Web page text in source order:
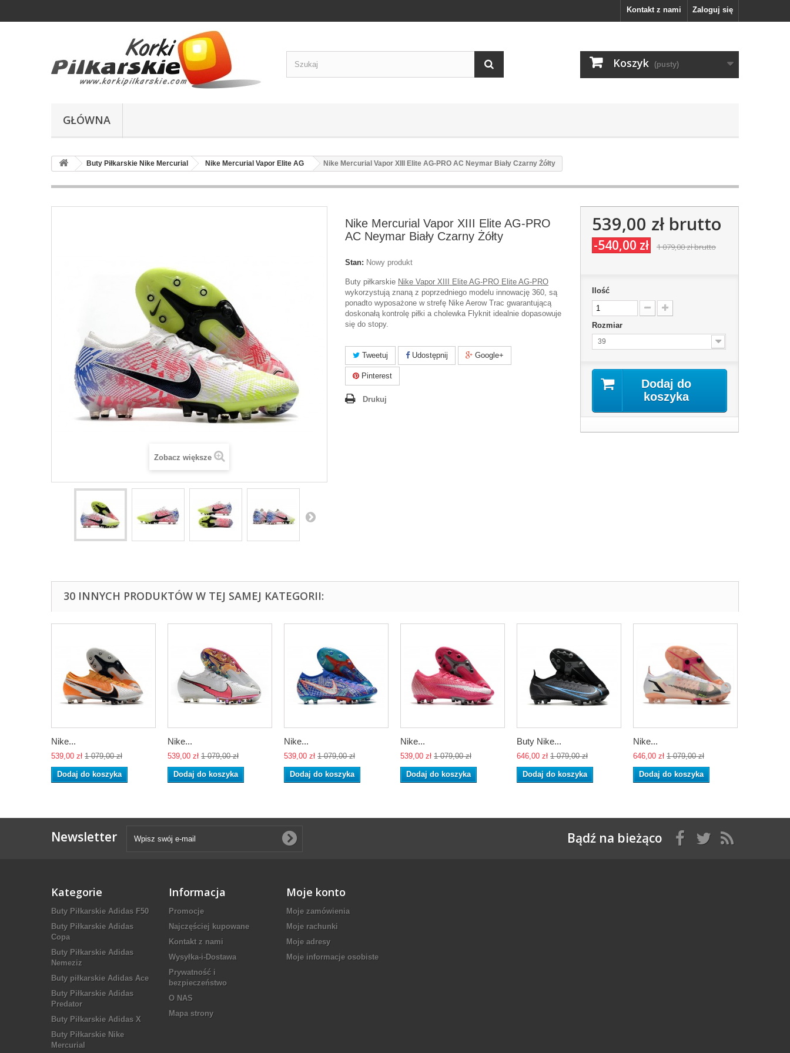
Zaloguj się
Kontakt z nami
Koszyk (pusty)
GŁÓWNA
Buty Piłkarskie Nike Mercurial Nike Mercurial Vapor Elite AG Nike Mercurial Vapor XIII Elite AG-PRO AC Neymar Biały Czarny Żółty
Zobacz większe
Nike Mercurial Vapor XIII Elite AG-PRO
AC Neymar Biały Czarny Żółty
Stan: Nowy produkt
Buty piłkarskie Nike Vapor XIII Elite AG-PRO Elite AG-PRO
wykorzystują znaną z poprzedniego modelu innowację 360, są
ponadto wyposażone w strefę Nike Aerow Trac gwarantującą
doskonałą kontrolę piłki a cholewka Flyknit idealnie dopasowuje
się do stopy.
Tweetuj Udostępnij Google+
Pinterest
Drukuj
539,00 złbrutto
-540,00 zł 1 079,00 złbrutto
Ilość
Rozmiar
39
Dodaj do
koszyka
30 INNYCH PRODUKTÓW W TEJ SAMEJ KATEGORII:
Nike...
539,00 zł 1 079,00 zł
Dodaj do koszyka
Nike...
539,00 zł 1 079,00 zł
Dodaj do koszyka
Nike...
539,00 zł 1 079,00 zł
Dodaj do koszyka
Nike...
539,00 zł 1 079,00 zł
Dodaj do koszyka
Buty Nike...
646,00 zł 1 079,00 zł
Dodaj do koszyka
Nike...
646,00 zł 1 079,00 zł
Dodaj do koszyka
Newsletter Bądź na bieżąco
Kategorie
Buty Piłkarskie Adidas F50
Buty Piłkarskie Adidas
Copa
Buty Piłkarskie Adidas
Nemeziz
Buty piłkarskie Adidas Ace
Buty Piłkarskie Adidas
Predator
Buty Piłkarskie Adidas X
Buty Piłkarskie Nike
Mercurial
Informacja
Promocje
Najczęściej kupowane
Kontakt z nami
Wysyłka-i-Dostawa
Prywatność i
bezpieczeństwo
O NAS
Mapa strony
Moje konto
Moje zamówienia
Moje rachunki
Moje adresy
Moje informacje osobiste